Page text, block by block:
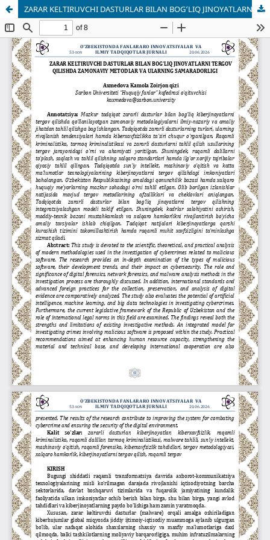
ZARAR KELTIRUVCHI DASTURLAR BILAN BOG‘LIQ JINOYATLARNI TERGOV QILISHDA ZAMONAVIY METODLAR VA ULARNING SAMARADORLIGI